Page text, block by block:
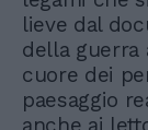
lieve dal
della guerra
cuore dei
paesaggio